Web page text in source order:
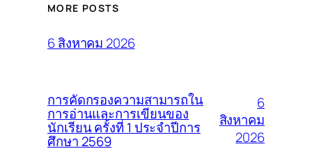
MORE POSTS
6 สิงหาคม 2026
การคัดกรองความสามารถใน
การอ่านและการเขียนของ
นักเรียน ครั้งที่ 1 ประจำปีการ
ศึกษา 2569
6
สิงหาคม
2026